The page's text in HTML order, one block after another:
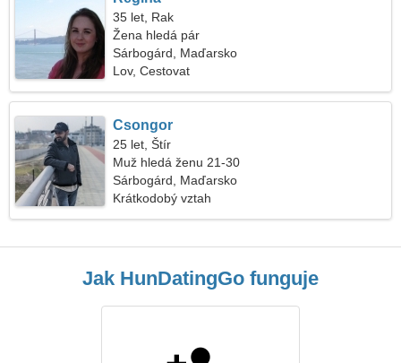
35 let, Rak
Žena hledá pár
Sárbogárd, Maďarsko
Lov, Cestovat
Csongor
25 let, Štír
Muž hledá ženu 21-30
Sárbogárd, Maďarsko
Krátkodobý vztah
Jak HunDatingGo funguje